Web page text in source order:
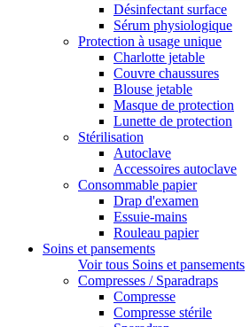
Désinfectant surface
Sérum physiologique
Protection à usage unique
Charlotte jetable
Couvre chaussures
Blouse jetable
Masque de protection
Lunette de protection
Stérilisation
Autoclave
Accessoires autoclave
Consommable papier
Drap d'examen
Essuie-mains
Rouleau papier
Soins et pansements
Voir tous Soins et pansements
Compresses / Sparadraps
Compresse
Compresse stérile